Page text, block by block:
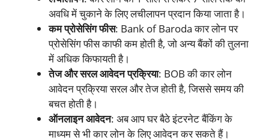
अवधि में चुकाने के लिए लचीलापन प्रदान किया जाता है।
कम प्रोसेसिंग फीस: Bank of Baroda कार लोन पर
प्रोसेसिंग फीस काफी कम होती है, जो अन्य बैंकों की तुलना
में अधिक किफायती है।
तेज और सरल आवेदन प्रक्रिया: BOB की कार लोन
आवेदन प्रक्रिया सरल और तेज होती है, जिससे समय की
बचत होती है।
ऑनलाइन आवेदन: अब आप घर बैठे इंटरनेट बैंकिंग के
माध्यम से भी कार लोन के लिए आवेदन कर सकते हैं।